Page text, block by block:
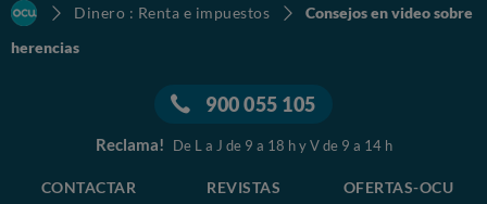
Dinero : Renta e impuestos
Consejos en video sobre
herencias
900 055 105
Reclama! De L a J de 9 a 18 h y V de 9 a 14 h
CONTACTAR REVISTAS OFERTAS-OCU